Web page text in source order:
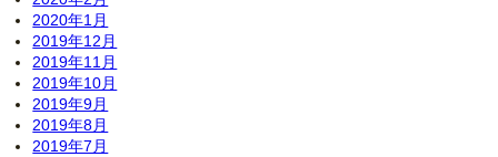
2020年1月
2019年12月
2019年11月
2019年10月
2019年9月
2019年8月
2019年7月